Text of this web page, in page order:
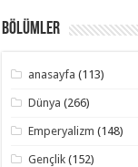
Bölümler
anasayfa (113)
Dünya (266)
Emperyalizm (148)
Gençlik (152)